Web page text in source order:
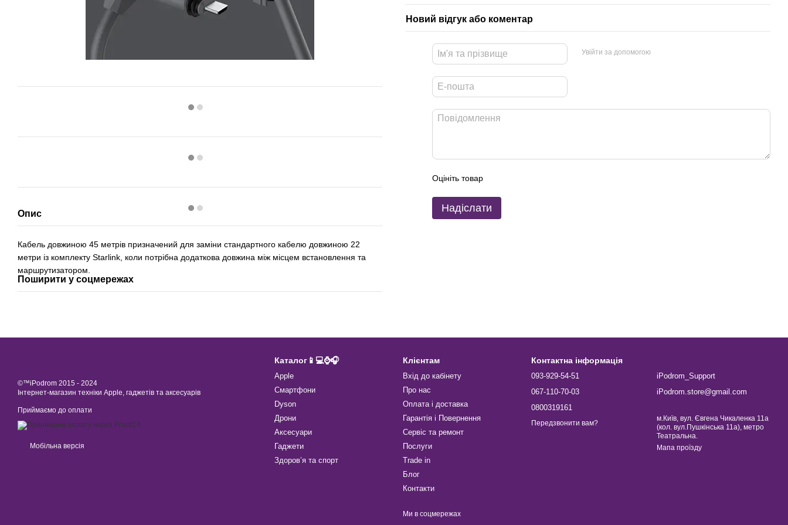
Опис
Кабель довжиною 45 метрів призначений для заміни стандартного кабелю довжиною 22
метри із комплекту Starlink, коли потрібна додаткова довжина між місцем встановлення та
маршрутизатором.
Поширити у соцмережах
Новий відгук або коментар
Увійти за допомогою
Оцініть товар
Надіслати
©™iPodrom 2015 - 2024
Інтернет-магазин техніки Apple, гаджетів та аксесуарів
Приймаємо до оплати
Мобільна версія
Каталог📱💻⌚️🎧
Apple
Смартфони
Dyson
Дрони
Аксесуари
Гаджети
Здоров’я та спорт
Клієнтам
Вхід до кабінету
Про нас
Оплата і доставка
Гарантія і Повернення
Сервіс та ремонт
Послуги
Trade in
Блог
Контакти
Ми в соцмережах
Контактна інформація
093-929-54-51
067-110-70-03
0800319161
Передзвонити вам?
iPodrom_Support
iPodrom.store@gmail.com
м.Київ, вул. Євгена Чикаленка 11а
(кол. вул.Пушкінська 11а), метро
Театральна.
Мапа проїзду